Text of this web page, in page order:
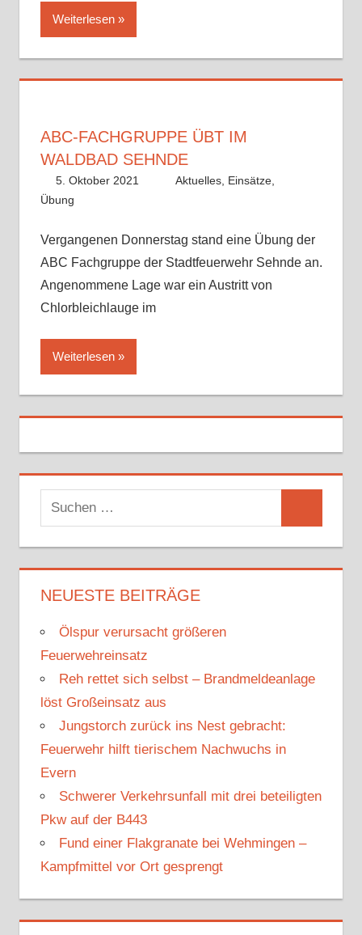
Weiterlesen
ABC-FACHGRUPPE ÜBT IM
WALDBAD SEHNDE
5. Oktober 2021 Benedikt Nolle
Aktuelles, Einsätze,
Übung
Vergangenen Donnerstag stand eine Übung der
ABC Fachgruppe der Stadtfeuerwehr Sehnde an.
Angenommene Lage war ein Austritt von
Chlorbleichlauge im
Weiterlesen
u
c
h
e
a
h
c
NEUESTE BEITRÄGE
Ölspur verursacht größeren
Feuerwehreinsatz
Reh rettet sich selbst – Brandmeldeanlage
löst Großeinsatz aus
Jungstorch zurück ins Nest gebracht:
Feuerwehr hilft tierischem Nachwuchs in
Evern
Schwerer Verkehrsunfall mit drei beteiligten
Pkw auf der B443
Fund einer Flakgranate bei Wehmingen –
Kampfmittel vor Ort gesprengt